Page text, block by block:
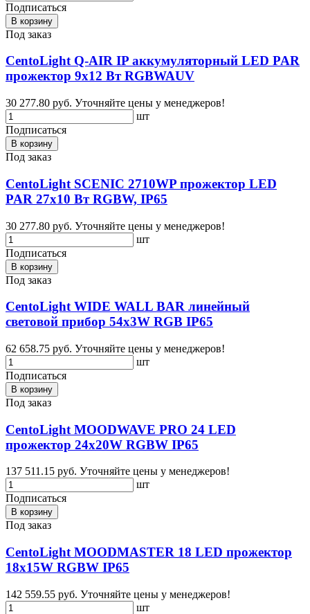
Подписаться
В корзину
Под заказ
CentoLight Q-AIR IP аккумуляторный LED PAR
прожектор 9х12 Вт RGBWAUV
30 277.80 руб. Уточняйте цены у менеджеров!
шт
Подписаться
В корзину
Под заказ
CentoLight SCENIC 2710WP прожектор LED
PAR 27х10 Вт RGBW, IP65
30 277.80 руб. Уточняйте цены у менеджеров!
шт
Подписаться
В корзину
Под заказ
CentoLight WIDE WALL BAR линейный
световой прибор 54x3W RGB IP65
62 658.75 руб. Уточняйте цены у менеджеров!
шт
Подписаться
В корзину
Под заказ
CentoLight MOODWAVE PRO 24 LED
прожектор 24x20W RGBW IP65
137 511.15 руб. Уточняйте цены у менеджеров!
шт
Подписаться
В корзину
Под заказ
CentoLight MOODMASTER 18 LED прожектор
18x15W RGBW IP65
142 559.55 руб. Уточняйте цены у менеджеров!
шт